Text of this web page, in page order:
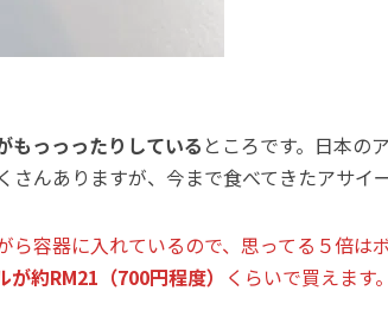
もっっったりしている ところです。日本の
んありますが、今まで食べてきたアサイ
容器に入れているので、思ってる５倍は
が約RM21（700円程度） くらいで買えます。